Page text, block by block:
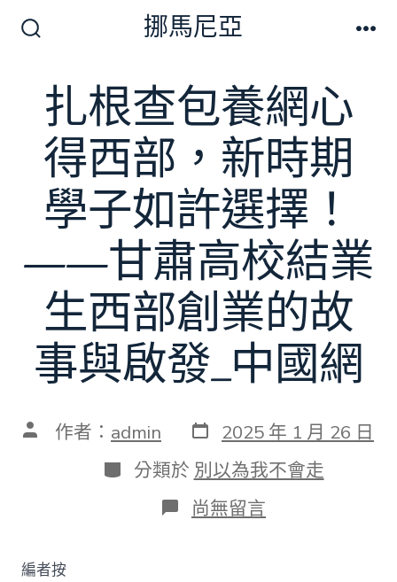
換
開
關
挪馬尼亞
扎根查包養網心
得西部，新時期
學子如許選擇！
——甘肅高校結業
生西部創業的故
事與啟發_中國網
文 作者： admin 發
表
日
期
2025 年 1 月 26 日
分
類
分類於 別以為我不會走
在
〈扎
尚無留言
編者按